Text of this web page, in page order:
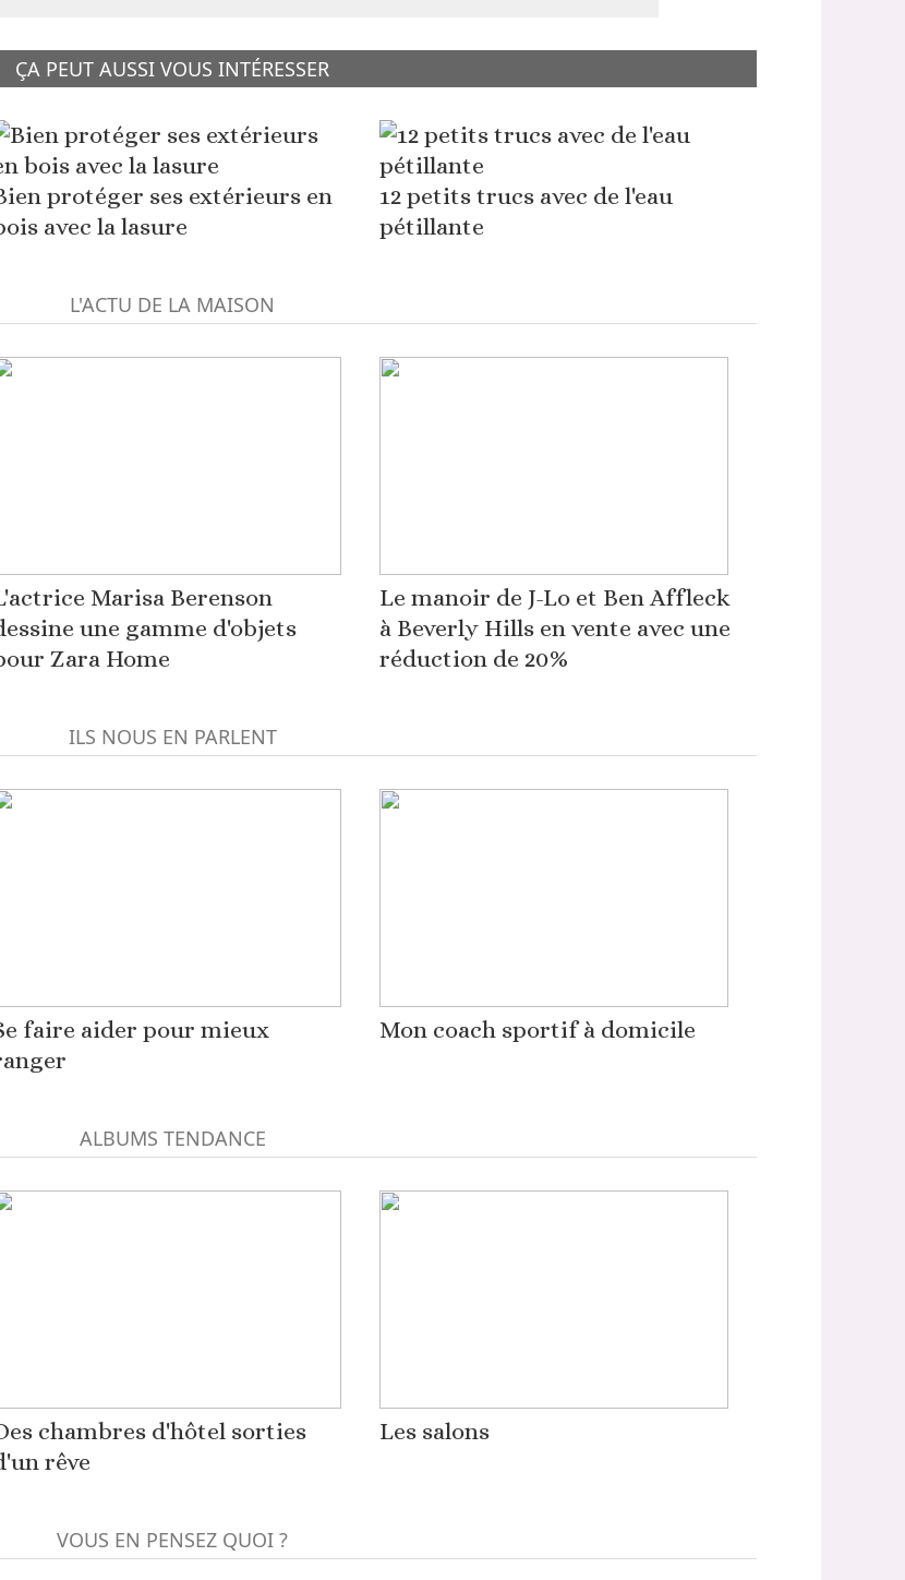
ÇA PEUT AUSSI VOUS INTÉRESSER
protéger ses extérieurs en
avec la lasure
12 petits trucs avec de l'eau
pétillante
L'ACTU DE LA MAISON
Marisa Berenson
une gamme d'objets
Zara Home
Le manoir de J-Lo et Ben Affleck
à Beverly Hills en vente avec une
réduction de 20%
ILS NOUS EN PARLENT
faire aider pour mieux
Mon coach sportif à domicile
ALBUMS TENDANCE
chambres d'hôtel sorties
rêve
Les salons
VOUS EN PENSEZ QUOI ?